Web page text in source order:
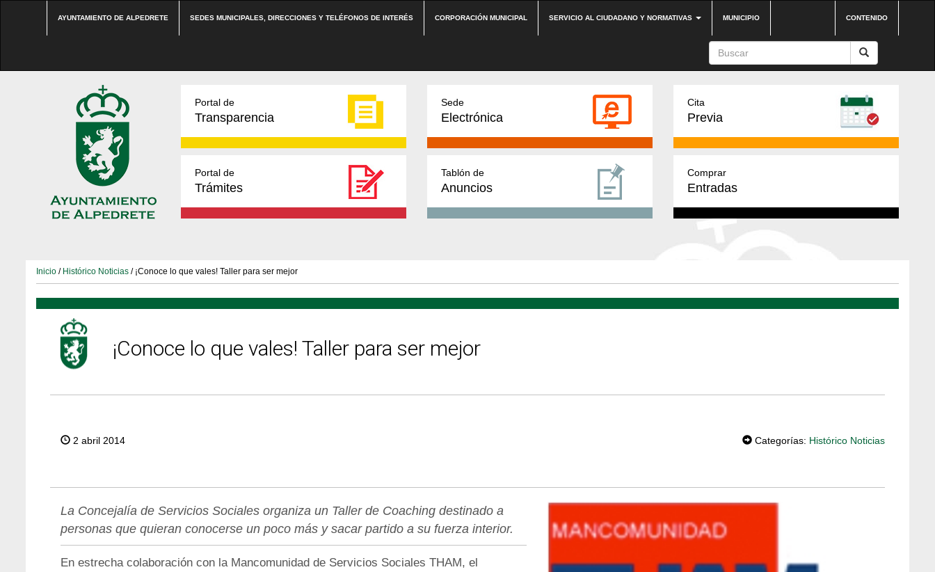
AYUNTAMIENTO DE ALPEDRETE SEDES MUNICIPALES, DIRECCIONES Y TELÉFONOS DE INTERÉS CORPORACIÓN MUNICIPAL SERVICIO AL CIUDADANO Y NORMATIVAS MUNICIPIO CONTENIDO
Portal de
Transparencia
Sede
Electrónica
Cita
Previa
Portal de
Trámites
Tablón de
Anuncios
Comprar
Entradas
Inicio / Histórico Noticias / ¡Conoce lo que vales! Taller para ser mejor
¡Conoce lo que vales! Taller para ser mejor
2 abril 2014 Categorías: Histórico Noticias
La Concejalía de Servicios Sociales organiza un Taller de Coaching destinado a
personas que quieran conocerse un poco más y sacar partido a su fuerza interior.
En estrecha colaboración con la Mancomunidad de Servicios Sociales THAM, el